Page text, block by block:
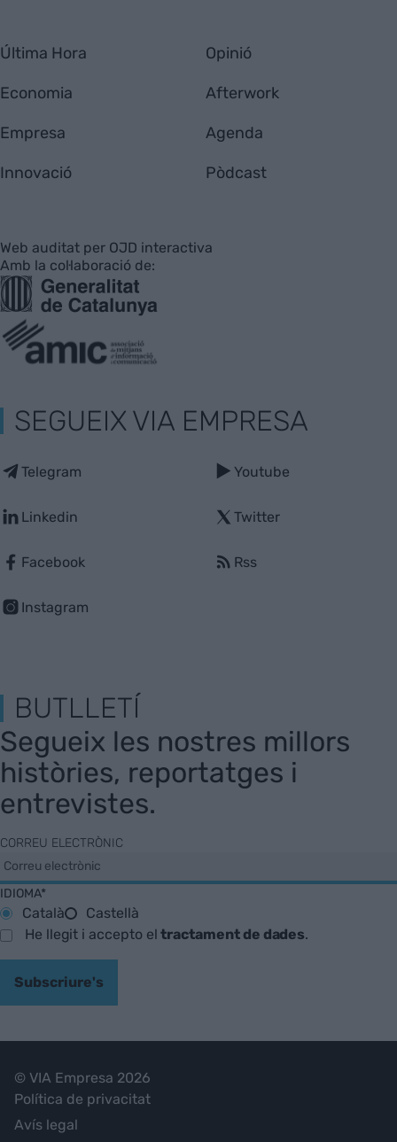
Última Hora
Economia
Empresa
Innovació
Opinió
Afterwork
Agenda
Pòdcast
Web auditat per OJD interactiva
Amb la col·laboració de:
SEGUEIX VIA EMPRESA
Telegram
Linkedin
Facebook
Instagram
Youtube
Twitter
Rss
BUTLLETÍ
Segueix les nostres millors
històries, reportatges i
entrevistes.
CORREU ELECTRÒNIC
IDIOMA*
Català
Castellà
He llegit i accepto eltractament de dades.
Subscriure's
© VIA Empresa 2026
Política de privacitat
Avís legal